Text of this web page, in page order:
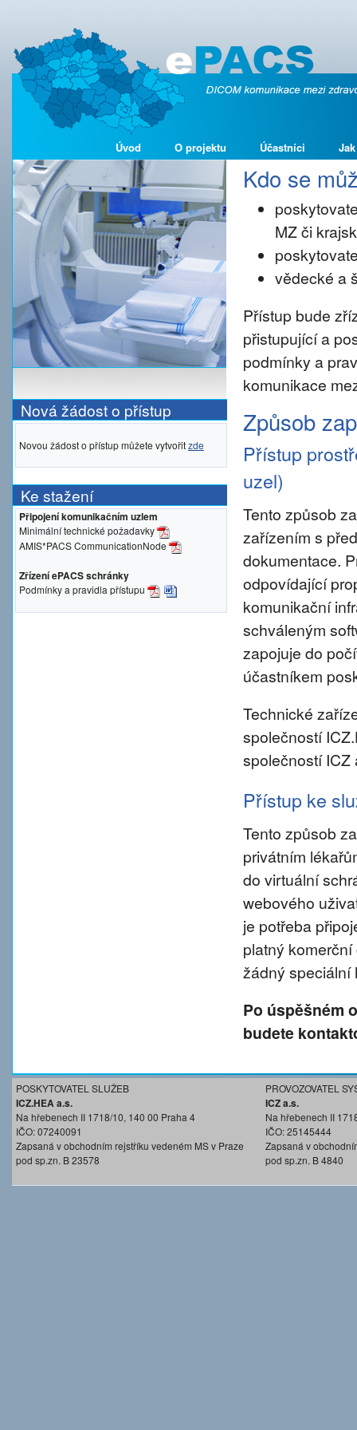
Úvod O projektu Účastníci
Nová žádost o přístup
Novou žádost o přístup můžete vytvořitzde
Ke stažení
Připojení komunikačním uzlem
Minimální technické požadavky
AMIS*PACS CommunicationNode
Zřízení ePACS schránky
Podmínky a pravidla přístupu
Kdo se
MZ či
vědecké a
Přístup bude
přistupující a
podmínky a
komunikace
Způsob
Přístup
uzel)
Tento způsob
zařízením s
dokumentace.
odpovídající
komunikační
schváleným
zapojuje do
účastníkem
Technické
společností
společností ICZ
Přístup ke
Tento způsob
privátním
do virtuální
webového
je potřeba
platný
žádný speciální
Po úspěšném
budete
POSKYTOVATEL SLUŽEB
ICZ.HEA a.s.
Na hřebenech II 1718/10, 140 00 Praha 4
IČO: 07240091
Zapsaná v obchodním rejstříku vedeném MS v Praze
pod sp.zn. B 23578
PROVOZOVATEL
ICZ a.s.
Na hřebenech II
IČO: 25145444
Zapsaná v
pod sp.zn. B 4840